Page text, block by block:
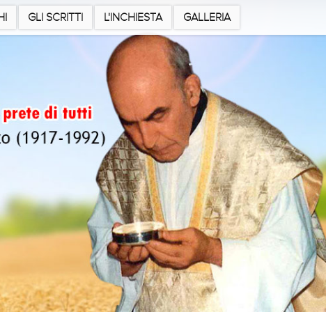
GLI SCRITTI L'INCHIESTA GALLERIA